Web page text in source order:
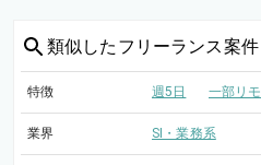
類似した フリーランス案
特徴 週5日 一部リ
業界 SI・業務系